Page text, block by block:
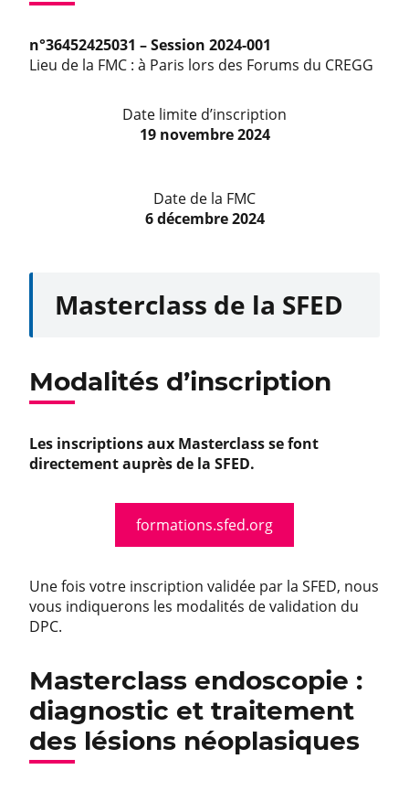
n°36452425031 – Session 2024-001
Lieu de la FMC : à Paris lors des Forums du CREGG
Date limite d’inscription
19 novembre 2024
Date de la FMC
6 décembre 2024
Masterclass de la SFED
Modalités d’inscription
Les inscriptions aux Masterclass se font
directement auprès de la SFED.
formations.sfed.org
Une fois votre inscription validée par la SFED, nous
vous indiquerons les modalités de validation du
DPC.
Masterclass endoscopie :
diagnostic et traitement
des lésions néoplasiques